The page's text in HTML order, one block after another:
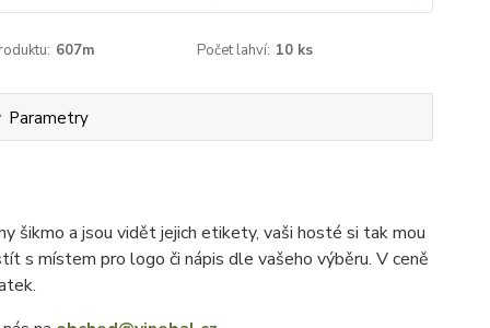
607m Počet lahví: 10 ks
Parametry
šikmo a jsou vidět jejich etikety, vaši hosté si tak mou
s místem pro logo či nápis dle vašeho výběru. V ceně